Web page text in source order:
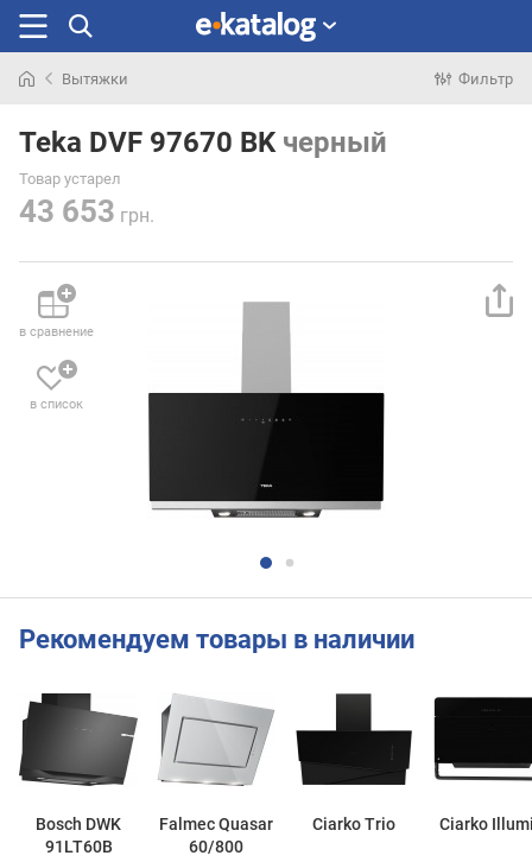
раньше
Вытяжки Фильтр
Teka DVF 97670 BK черный
Товар устарел
43 653 грн.
в сравнение
в список
Рекомендуем товары в наличии
Bosch DWK
91LT60B
Falmec Quasar
60/800
Ciarko Trio Ciarko